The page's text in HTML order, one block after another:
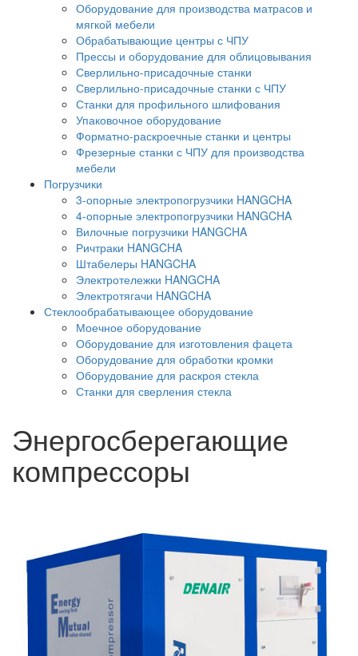
Оборудование для производства матрасов и
мягкой мебели
Обрабатывающие центры с ЧПУ
Прессы и оборудование для облицовывания
Сверлильно-присадочные станки
Сверлильно-присадочные станки с ЧПУ
Станки для профильного шлифования
Упаковочное оборудование
Форматно-раскроечные станки и центры
Фрезерные станки с ЧПУ для производства
мебели
Погрузчики
3-опорные электропогрузчики HANGCHA
4-опорные электропогрузчики HANGCHA
Вилочные погрузчики HANGCHA
Ричтраки HANGCHA
Штабелеры HANGCHA
Электротележки HANGCHA
Электротягачи HANGCHA
Стеклообрабатывающее оборудование
Моечное оборудование
Оборудование для изготовления фацета
Оборудование для обработки кромки
Оборудование для раскроя стекла
Станки для сверления стекла
Энергосберегающие
компрессоры